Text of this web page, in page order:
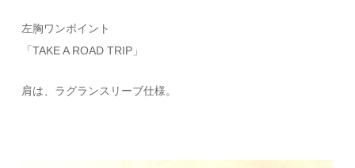
左胸ワンポイント
「TAKE A ROAD TRIP」
肩は、ラグランスリーブ仕様。